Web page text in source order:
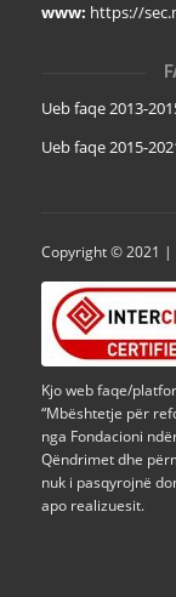
www: https://
Ueb faqe 2013-
Ueb faqe 2015-
Copyright © 2021 |
Kjo web faqe/
“Mbështetje për
nga Fondacioni
Qëndrimet dhe
nuk i pasqyrojnë
apo realizuesit.